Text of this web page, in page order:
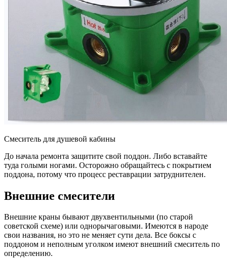
Смеситель для душевой кабины
До начала ремонта защитите свой поддон. Либо вставайте
туда голыми ногами. Осторожно обращайтесь с покрытием
поддона, потому что процесс реставрации затруднителен.
Внешние смесители
Внешние краны бывают двухвентильными (по старой
советской схеме) или однорычаговыми. Имеются в народе
свои названия, но это не меняет сути дела. Все боксы с
поддоном и неполным уголком имеют внешний смеситель по
определению.